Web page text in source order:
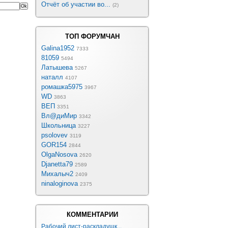
Отчёт об участии во... (2)
ТОП ФОРУМЧАН
Galina1952 7333
81059 5494
Латышева 5267
наталл 4107
ромашка5975 3967
WD 3863
ВЕП 3351
Вл@диМир 3342
Школьница 3227
psolovev 3119
GOR154 2844
OlgaNosova 2620
Djanetta79 2589
Михалыч2 2409
ninaloginova 2375
КОММЕНТАРИИ
Рабочий лист-раскладушк...